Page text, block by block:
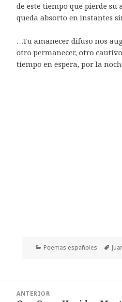
de este tiempo que pierde su
queda absorto en instantes
…Tu amanecer difuso nos
otro permanecer, otro cautivo
tiempo en espera, por la
Categorías
Poemas españoles
ANTERIOR